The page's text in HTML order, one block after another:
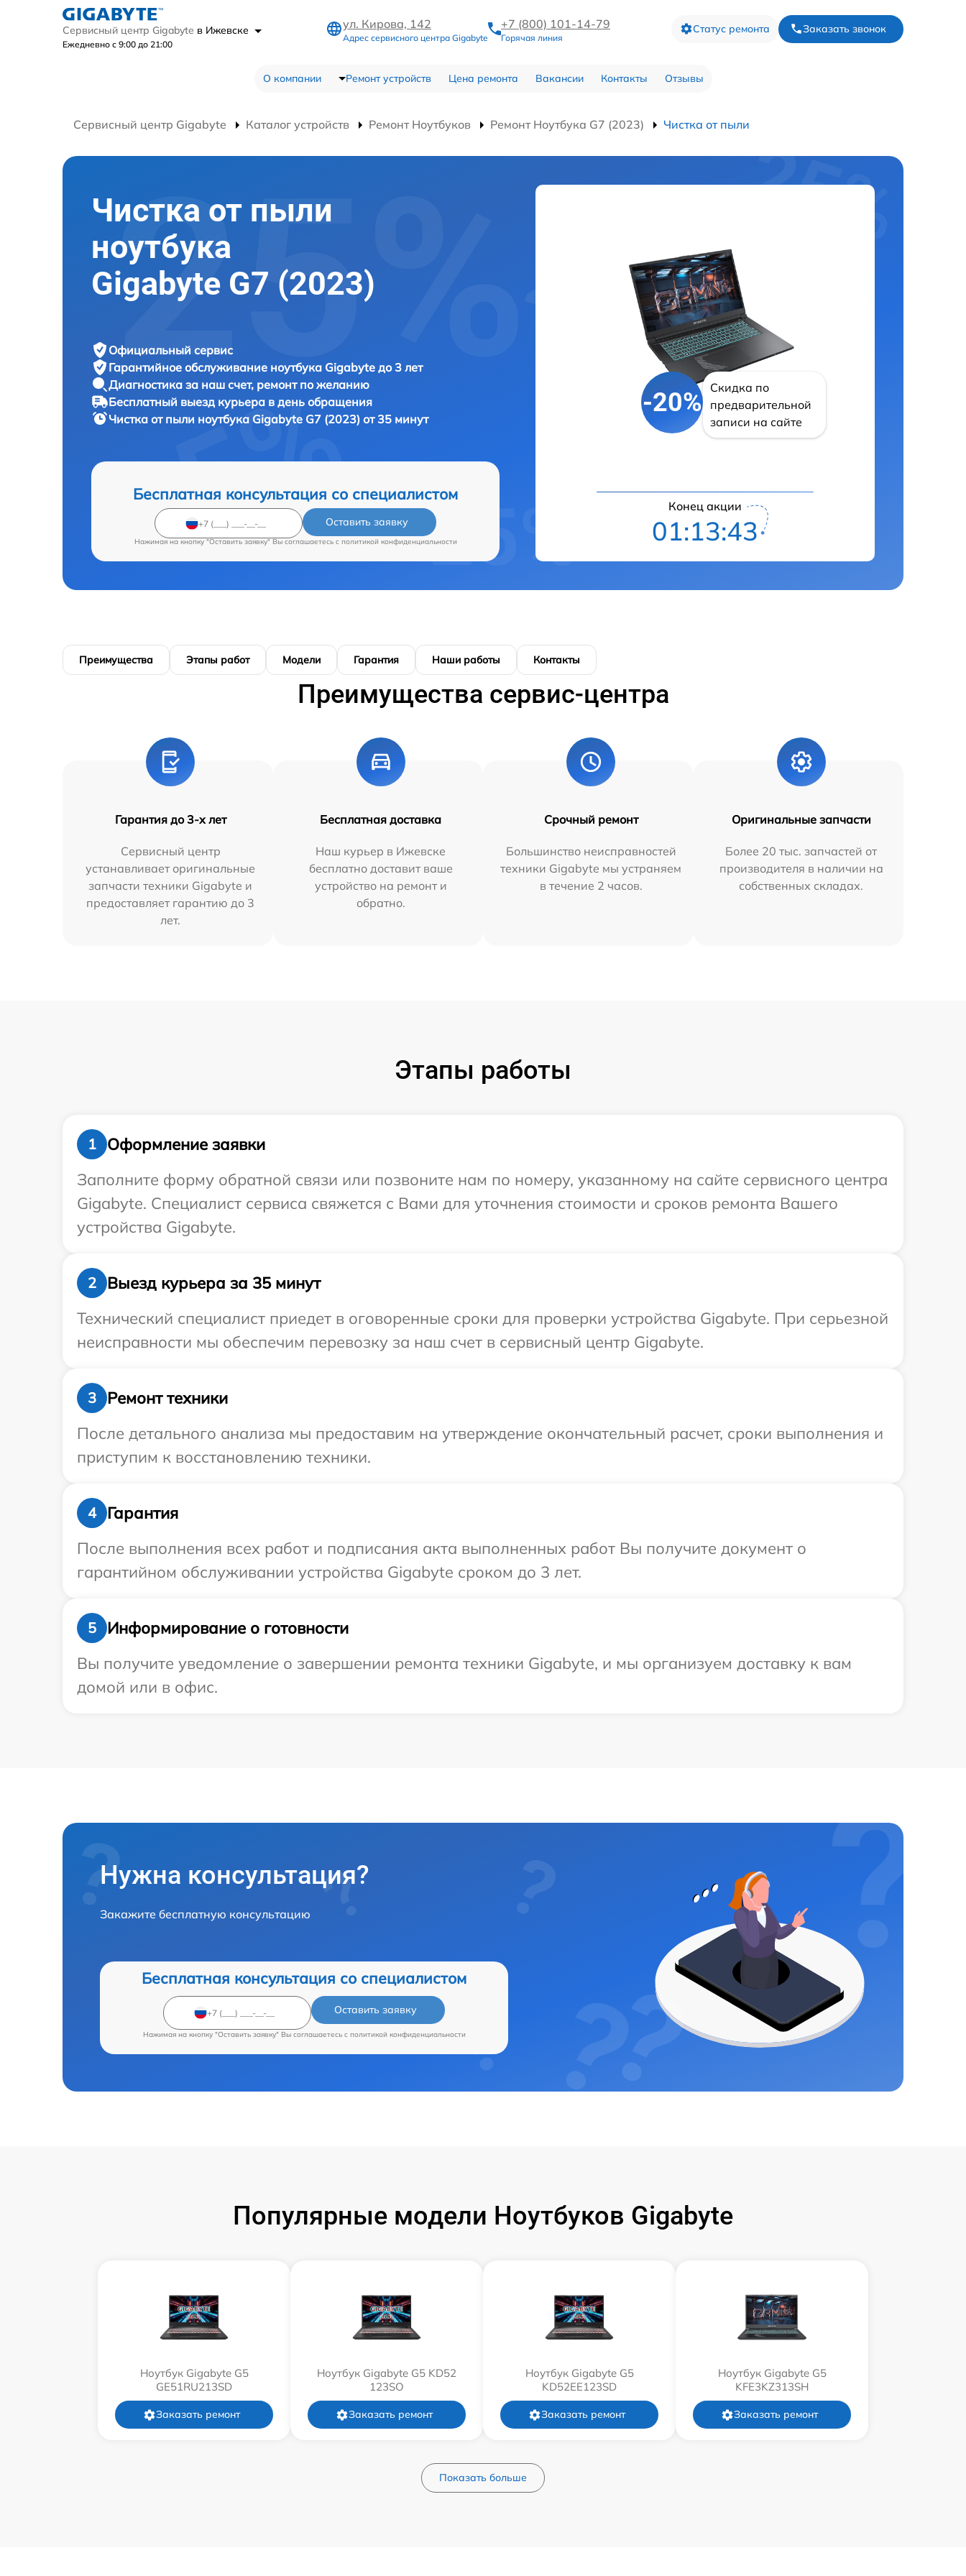
Сервисный центр Gigabyte в Ижевске
Ежедневно с 9:00 до 21:00
ул. Кирова, 142
Адрес сервисного центра Gigabyte
+7 (800) 101-14-79
Горячая линия
Статус ремонта Заказать звонок
О компании Ремонт устройств Цена ремонта Вакансии Контакты Отзывы
Сервисный центр Gigabyte Каталог устройств Ремонт Ноутбуков Ремонт Ноутбука G7 (2023) Чистка от пыли
Чистка от пыли
ноутбука
Gigabyte G7 (2023)
Официальный сервис
Гарантийное обслуживание ноутбука Gigabyte до 3 лет
Диагностика за наш счет, ремонт по желанию
Бесплатный выезд курьера в день обращения
Чистка от пыли ноутбука Gigabyte G7 (2023) от 35 минут
Бесплатная консультация со специалистом
Оставить заявку
Нажимая на кнопку "Оставить заявку" Вы соглашаетесь c политикой конфиденциальности
-20%
Скидка по
предварительной
записи на сайте
Конец акции
01:13:42
Преимущества Этапы работ Модели Гарантия Наши работы Контакты
Преимущества сервис-центра
Гарантия до 3-х лет
Сервисный центр
устанавливает оригинальные
запчасти техники Gigabyte и
предоставляет гарантию до 3
лет.
Бесплатная доставка
Наш курьер в Ижевске
бесплатно доставит ваше
устройство на ремонт и
обратно.
Срочный ремонт
Большинство неисправностей
техники Gigabyte мы устраняем
в течение 2 часов.
Оригинальные запчасти
Более 20 тыс. запчастей от
производителя в наличии на
собственных складах.
Этапы работы
1
Оформление заявки
Заполните форму обратной связи или позвоните нам по номеру, указанному на сайте сервисного центра
Gigabyte. Специалист сервиса свяжется с Вами для уточнения стоимости и сроков ремонта Вашего
устройства Gigabyte.
2
Выезд курьера за 35 минут
Технический специалист приедет в оговоренные сроки для проверки устройства Gigabyte. При серьезной
неисправности мы обеспечим перевозку за наш счет в сервисный центр Gigabyte.
3
Ремонт техники
После детального анализа мы предоставим на утверждение окончательный расчет, сроки выполнения и
приступим к восстановлению техники.
4
Гарантия
После выполнения всех работ и подписания акта выполненных работ Вы получите документ о
гарантийном обслуживании устройства Gigabyte сроком до 3 лет.
5
Информирование о готовности
Вы получите уведомление о завершении ремонта техники Gigabyte, и мы организуем доставку к вам
домой или в офис.
Нужна консультация?
Закажите бесплатную консультацию
Бесплатная консультация со специалистом
Оставить заявку
Нажимая на кнопку "Оставить заявку" Вы соглашаетесь c политикой конфиденциальности
Популярные модели Ноутбуков Gigabyte
Ноутбук Gigabyte G5
GE51RU213SD
Заказать ремонт
Ноутбук Gigabyte G5 KD52
123SO
Заказать ремонт
Ноутбук Gigabyte G5
KD52EE123SD
Заказать ремонт
Ноутбук Gigabyte G5
KFE3KZ313SH
Заказать ремонт
Показать больше